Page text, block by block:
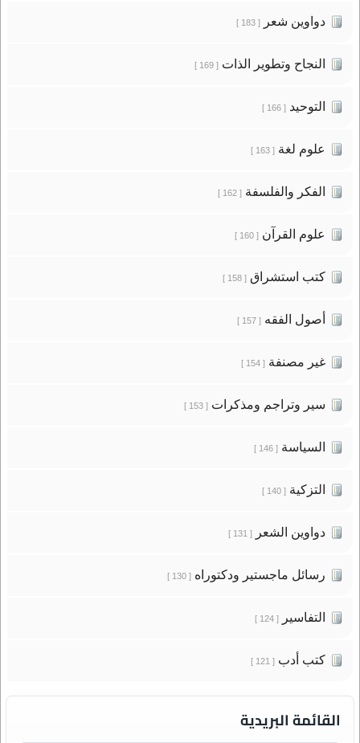
دواوين شعر[ 183 ]
النجاح وتطوير الذات[ 169 ]
التوحيد[ 166 ]
علوم لغة[ 163 ]
الفكر والفلسفة[ 162 ]
علوم القرآن[ 160 ]
كتب استشراق[ 158 ]
أصول الفقه[ 157 ]
غير مصنفة[ 154 ]
سير وتراجم ومذكرات[ 153 ]
السياسة[ 146 ]
التزكية[ 140 ]
دواوين الشعر[ 131 ]
رسائل ماجستير ودكتوراه[ 130 ]
التفاسير[ 124 ]
كتب أدب[ 121 ]
القائمة البريدية